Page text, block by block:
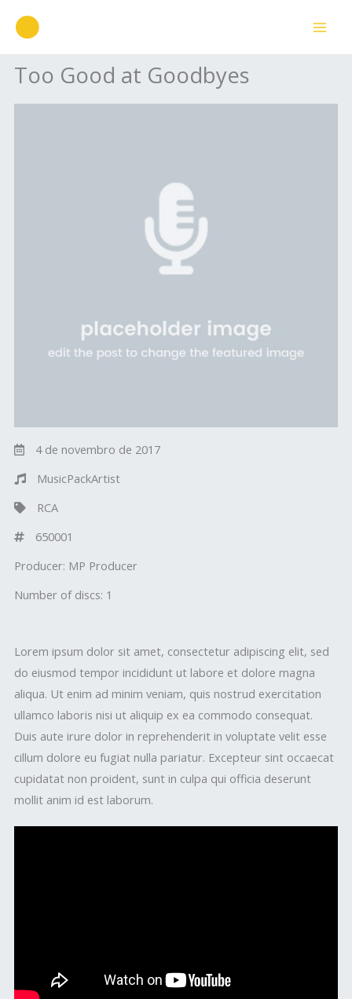
para
conteúdo
Too Good at Goodbyes
4 de novembro de 2017
MusicPackArtist
RCA
650001
Producer: MP Producer
Number of discs: 1
Lorem ipsum dolor sit amet, consectetur adipiscing elit, sed
do eiusmod tempor incididunt ut labore et dolore magna
aliqua. Ut enim ad minim veniam, quis nostrud exercitation
ullamco laboris nisi ut aliquip ex ea commodo consequat.
Duis aute irure dolor in reprehenderit in voluptate velit esse
cillum dolore eu fugiat nulla pariatur. Excepteur sint occaecat
cupidatat non proident, sunt in culpa qui officia deserunt
mollit anim id est laborum.